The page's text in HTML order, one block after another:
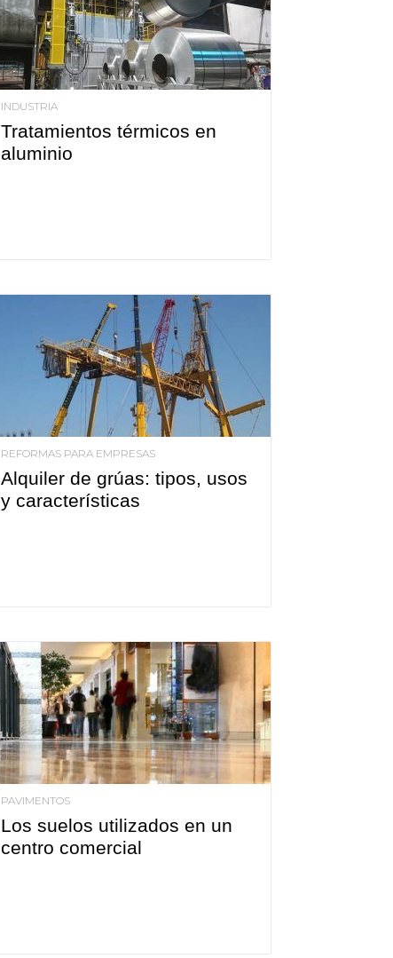
INDUSTRIA
Tratamientos térmicos en
aluminio
REFORMAS PARA EMPRESAS
Alquiler de grúas: tipos, usos
y características
PAVIMENTOS
Los suelos utilizados en un
centro comercial